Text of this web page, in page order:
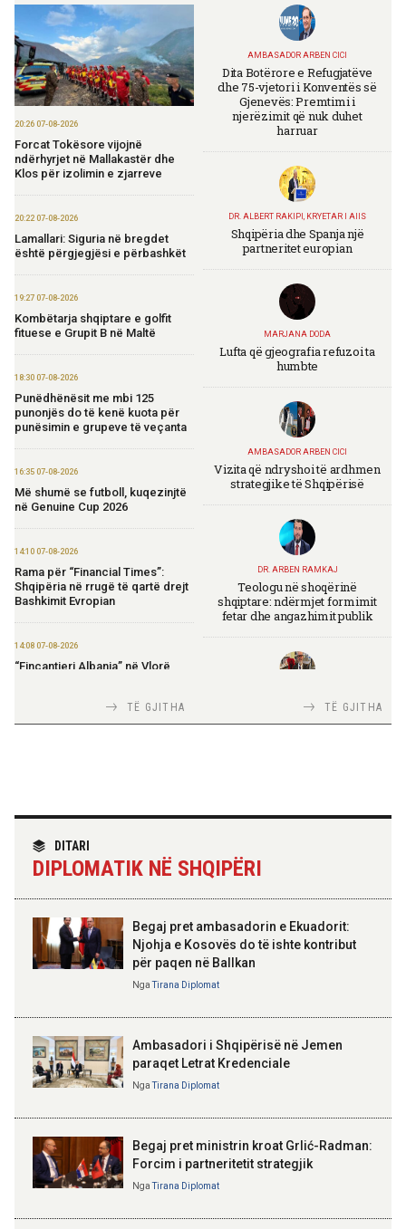
20:26 07-08-2026
Forcat Tokësore vijojnë
ndërhyrjet në Mallakastër dhe
Klos për izolimin e zjarreve
20:22 07-08-2026
Lamallari: Siguria në bregdet
është përgjegjësi e përbashkët
19:27 07-08-2026
Kombëtarja shqiptare e golfit
fituese e Grupit B në Maltë
18:30 07-08-2026
Punëdhënësit me mbi 125
punonjës do të kenë kuota për
punësimin e grupeve të veçanta
16:35 07-08-2026
Më shumë se futboll, kuqezinjtë
në Genuine Cup 2026
14:10 07-08-2026
Rama për “Financial Times”:
Shqipëria në rrugë të qartë drejt
Bashkimit Evropian
14:08 07-08-2026
“Fincantieri Albania” në Vlorë,
praktikat më të mira
14:03 07-08-2026
Kadastra: Regjistrimi i
brenda 30 ditëve nga çelja e
14:01 07-08-2026
Rrugor, kufizime për shoferët e
TË GJITHA
AMBASADOR ARBEN CICI
Dita Botërore e Refugjatëve
dhe 75-vjetori i Konventës së
Gjenevës: Premtimi i
njerëzimit që nuk duhet
harruar
DR. ALBERT RAKIPI, KRYETAR I AIIS
Shqipëria dhe Spanja një
partneritet europian
MARJANA DODA
Lufta që gjeografia refuzoi ta
humbte
AMBASADOR ARBEN CICI
Vizita që ndryshoi të ardhmen
strategjike të Shqipërisë
DR. ARBEN RAMKAJ
Teologu në shoqërinë
shqiptare: ndërmjet formimit
fetar dhe angazhimit publik
TIRANA DIPLOMAT
TIRANA DIPLOMAT
Skënderbeut dhe Ismail
Kosovë!
TË GJITHA
DITARI
DIPLOMATIK NË SHQIPËRI
Begaj pret ambasadorin e Ekuadorit:
Njohja e Kosovës do të ishte kontribut
për paqen në Ballkan
Nga Tirana Diplomat
Ambasadori i Shqipërisë në Jemen
paraqet Letrat Kredenciale
Nga Tirana Diplomat
Begaj pret ministrin kroat Grlić-Radman:
Forcim i partneritetit strategjik
Nga Tirana Diplomat